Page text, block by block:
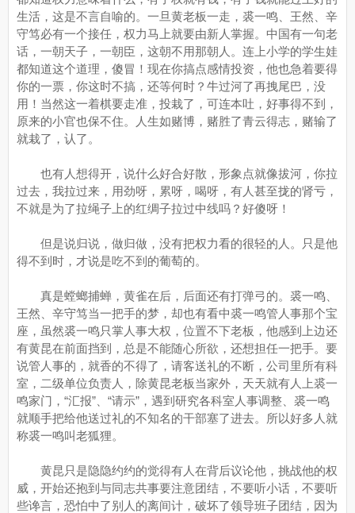
生活，这是不言自喻的。一旦黄老板一走，裘一鸣、王然、辛
守笃必有一个接任，权力马上就要由新人掌握。中国有一句老
话，一朝天子，一朝臣，这朝不用那朝人。连上小学的学生娃
都知道这个道理，傻冒！现在你搞点感情投资，他也急着要得
你的一票，你这时不搞，还等何时？牛过河了再拽尾巴，没
用！当然这一着棋要走准，投栽了，可连本吐，好事得不到，
原来的小官也保不住。人生如赌博，赌胜了青云得志，赌输了
就栽了，认了。
也有人想得开，说什么好合好散，形象点就像拔河，你拉
过去，我拉过来，用劲呀，累呀，喝呀，有人甚至拢的肾亏，
不就是为了拉绳子上的红绸子拉过中线吗？好傻呀！
但是说归说，做归做，没有把权力看的很轻的人。只是他
得不到时，才说是吃不到的葡萄的。
真是螳螂捕蝉，黄雀在后，后面还有打弹弓的。裘一鸣、
王然、辛守笃当一把手的梦，却也有看中裘一鸣管人事那个宝
座，虽然裘一鸣只掌人事大权，位置不下老板，他感到上边还
有黄昆在前面挡到，总是不能随心所欲，还想担任一把手。要
说管人事的，就香的不得了，请客送礼的不断，公司里所有科
室，二级单位负责人，除黄昆老板当家外，天天就有人上裘一
鸣家门，“汇报”、“请示”，遇到研究各科室人事调整、裘一鸣
就顺手把给他送过礼的不知名的干部塞了进去。所以好多人就
称裘一鸣叫老狐狸。
黄昆只是隐隐约约的觉得有人在背后议论他，挑战他的权
威，开始还抱到与同志共事要注意团结，不要听小话，不要听
些谗言，恐怕中了别人的离间计，破坏了领导班子团结，因为